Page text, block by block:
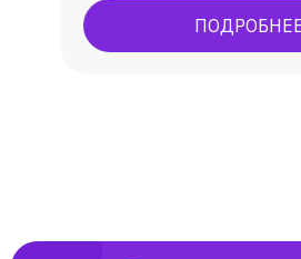
(ИММиКН - мехмат) и др.